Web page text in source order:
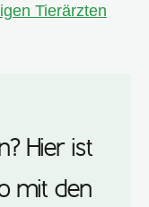
Tierärzten
Hier ist
mit den